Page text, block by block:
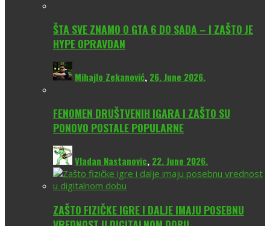
ŠTA SVE ZNAMO O GTA 6 DO SADA – I ZAŠTO JE
HYPE OPRAVDAN
Mihajlo Zekanović, 26. June 2026.
FENOMEN DRUŠTVENIH IGARA I ZAŠTO SU
PONOVO POSTALE POPULARNE
Vladan Nastanovic, 22. June 2026.
ZAŠTO FIZIČKE IGRE I DALJE IMAJU POSEBNU